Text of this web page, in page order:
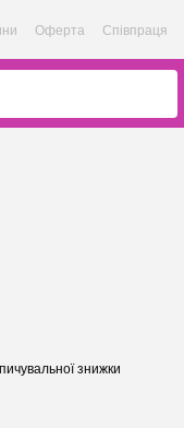
Оферта Співпраця
знижки